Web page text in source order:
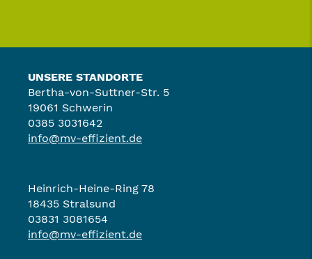
UNSERE STANDORTE
Bertha-von-Suttner-Str. 5
19061 Schwerin
0385 3031642
info@mv-effizient.de
Heinrich-Heine-Ring 78
18435 Stralsund
03831 3081654
info@mv-effizient.de